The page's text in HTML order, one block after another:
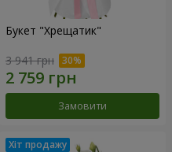
Букет "Хрещатик"
3 941 грн
Замовити